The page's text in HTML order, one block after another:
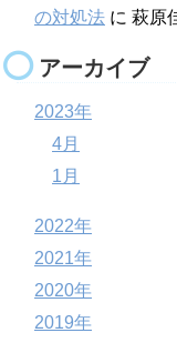
の対処法 に 萩原
アーカイブ
2023年
4月
1月
2022年
2021年
2020年
2019年